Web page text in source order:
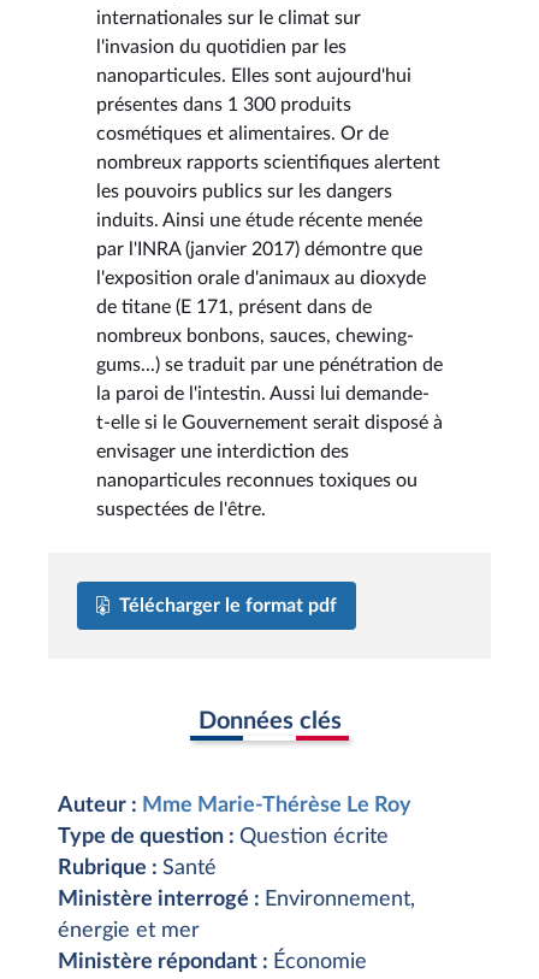
internationales sur le climat sur
l'invasion du quotidien par les
nanoparticules. Elles sont aujourd'hui
présentes dans 1 300 produits
cosmétiques et alimentaires. Or de
nombreux rapports scientifiques alertent
les pouvoirs publics sur les dangers
induits. Ainsi une étude récente menée
par l'INRA (janvier 2017) démontre que
l'exposition orale d'animaux au dioxyde
de titane (E 171, présent dans de
nombreux bonbons, sauces, chewing-
gums...) se traduit par une pénétration de
la paroi de l'intestin. Aussi lui demande-
t-elle si le Gouvernement serait disposé à
envisager une interdiction des
nanoparticules reconnues toxiques ou
suspectées de l'être.
Télécharger le format pdf
Données clés
Auteur : Mme Marie-Thérèse Le Roy
Type de question : Question écrite
Rubrique : Santé
Ministère interrogé : Environnement,
énergie et mer
Ministère répondant : Économie